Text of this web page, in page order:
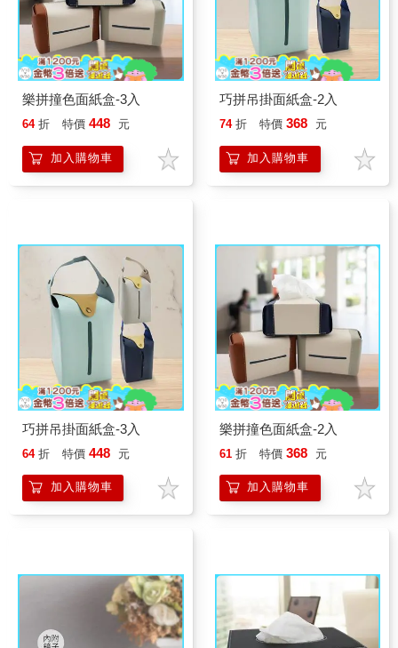
樂拼撞色面紙盒-3入
64 折 特價 448 元
加入購物車
巧拼吊掛面紙盒-2入
74 折 特價 368 元
加入購物車
巧拼吊掛面紙盒-3入
64 折 特價 448 元
加入購物車
樂拼撞色面紙盒-2入
61 折 特價 368 元
加入購物車